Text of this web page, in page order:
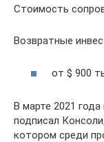
Стоимость
Возвратные
от $ 900
В марте 2021
подписал
котором среди